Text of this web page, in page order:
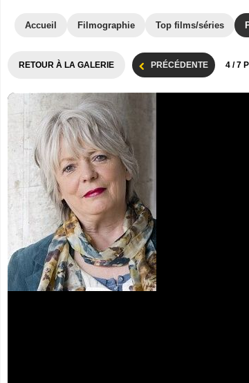
Accueil Filmographie Top films/séries
RETOUR À LA GALERIE PRÉCÉDENTE 4 / 7